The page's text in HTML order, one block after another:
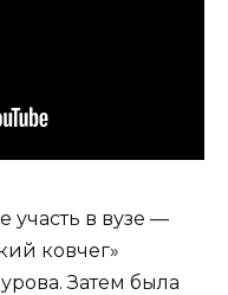
участь в вузе —
ковчег»
Затем была